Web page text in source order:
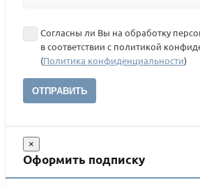
Согласны ли Вы на обработку
в соответствии с политикой
(Политика конфиденциальности)
ОТПРАВИТЬ
×
Оформить подписку